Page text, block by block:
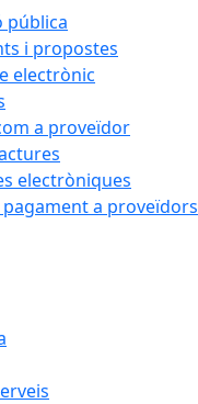
pública
i propostes
electrònic
a proveïdor
electròniques
a proveïdors